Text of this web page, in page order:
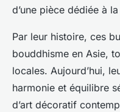
d’une pièce dédiée à
Par leur histoire, ces
bouddhisme en Asie,
locales. Aujourd’hui,
harmonie et équilibre
d’art décoratif